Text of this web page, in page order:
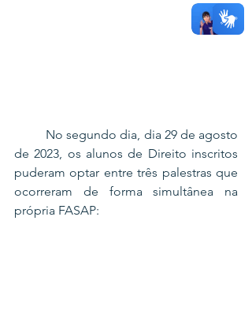
de 2023, os alunos de Direito inscritos
puderam optar entre três palestras que
ocorreram de forma simultânea na
própria FASAP: